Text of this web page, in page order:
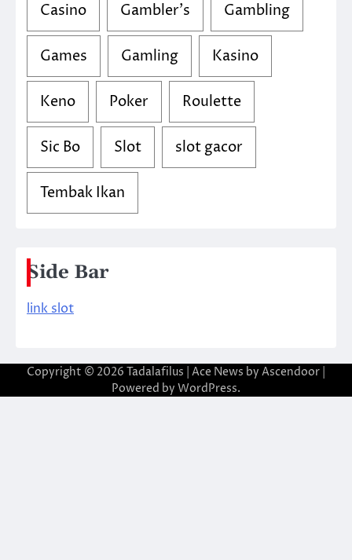
Casino Gambler's Gambling
Games Gamling Kasino
Keno Poker Roulette
Sic Bo Slot slot gacor
Tembak Ikan
Side Bar
link slot
Copyright © 2026 Tadalafilus | Ace News by Ascendoor
Powered by WordPress.